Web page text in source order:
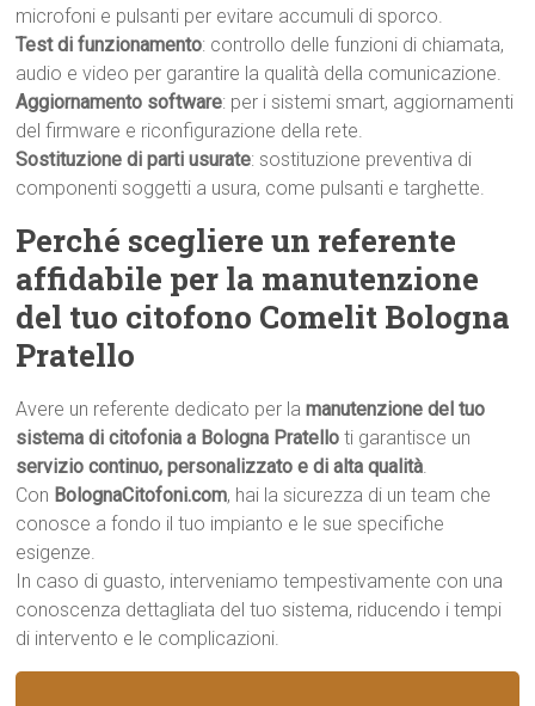
microfoni e pulsanti per evitare accumuli di sporco.
Test di funzionamento: controllo delle funzioni di chiamata,
audio e video per garantire la qualità della comunicazione.
Aggiornamento software: per i sistemi smart, aggiornamenti
del firmware e riconfigurazione della rete.
Sostituzione di parti usurate: sostituzione preventiva di
componenti soggetti a usura, come pulsanti e targhette.
Perché scegliere un referente
affidabile per la manutenzione
del tuo citofono Comelit Bologna
Pratello
Avere un referente dedicato per lamanutenzione del tuo
sistema di citofonia a Bologna Pratello ti garantisce un
servizio continuo, personalizzato e di alta qualità.
Con BolognaCitofoni.com, hai la sicurezza di un team che
conosce a fondo il tuo impianto e le sue specifiche
esigenze.
In caso di guasto, interveniamo tempestivamente con una
conoscenza dettagliata del tuo sistema, riducendo i tempi
di intervento e le complicazioni.